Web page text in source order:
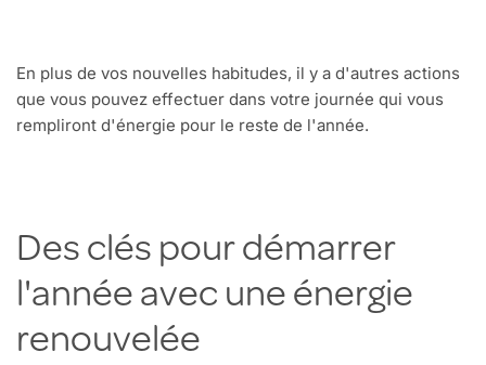
En plus de vos nouvelles habitudes, il y a d'autres actions
que vous pouvez effectuer dans votre journée qui vous
rempliront d'énergie pour le reste de l'année.
Des clés pour démarrer
l'année avec une énergie
renouvelée